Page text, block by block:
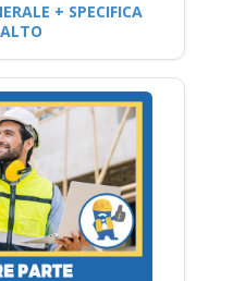
+ SPECIFICA